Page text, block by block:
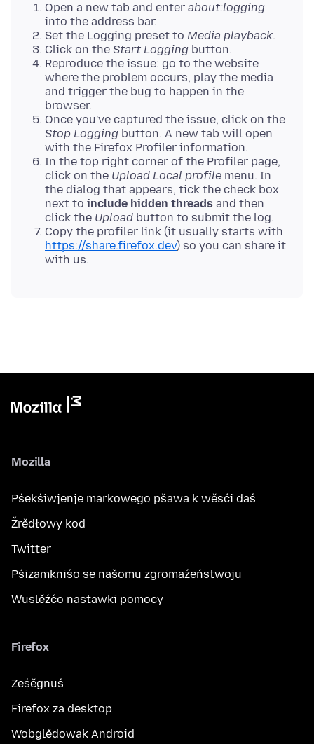
Open a new tab and enter about:logging
into the address bar.
Set the Logging preset to Media playback.
Click on the Start Logging button.
Reproduce the issue: go to the website
where the problem occurs, play the media
and trigger the bug to happen in the
browser.
Once you've captured the issue, click on the
Stop Logging button. A new tab will open
with the Firefox Profiler information.
In the top right corner of the Profiler page,
click on the Upload Local profile menu. In
the dialog that appears, tick the check box
next to include hidden threads and then
click the Upload button to submit the log.
Copy the profiler link (it usually starts with
https://share.firefox.dev) so you can share it
with us.
Mozilla
Pśekśiwjenje markowego pšawa k wěsći daś
Žrědłowy kod
Twitter
Pśizamkniśo se našomu zgromaźeństwoju
Wuslěźćo nastawki pomocy
Firefox
Ześěgnuś
Firefox za desktop
Wobglědowak Android